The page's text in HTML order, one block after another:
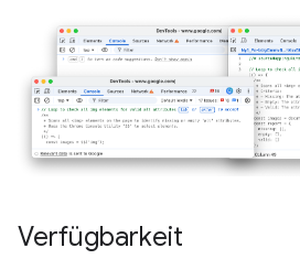
Verfügbarkeit